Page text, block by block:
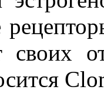
своих